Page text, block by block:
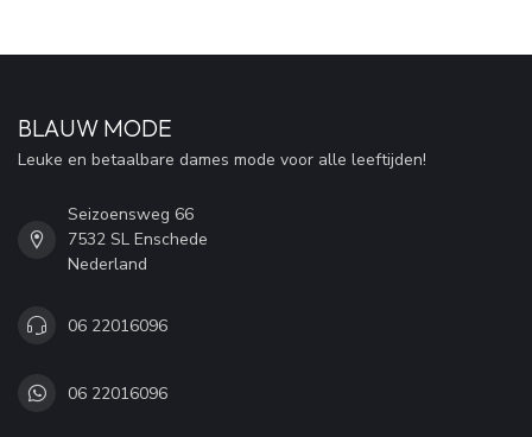
BLAUW MODE
Leuke en betaalbare dames mode voor alle leeftijden!
Seizoensweg 66
7532 SL Enschede
Nederland
06 22016096
06 22016096